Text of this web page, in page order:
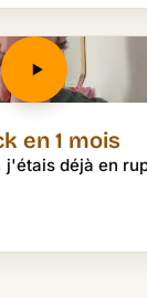
en 1 mois
j'étais déjà en